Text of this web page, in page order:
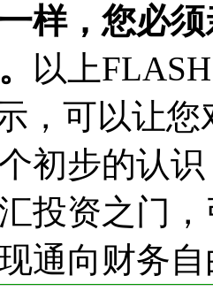
样，您必须
以上
，可以让您
初步的认识
投资之门，
通向财务